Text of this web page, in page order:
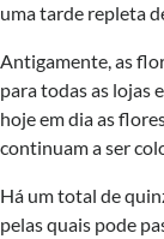
uma tarde repleta
Antigamente, as
para todas as lojas
hoje em dia as
continuam a ser
Há um total de
pelas quais pode